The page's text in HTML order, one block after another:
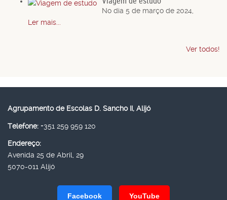
No dia 5 de março de 2024,
Ler mais...
Ver todos!
Agrupamento de Escolas D. Sancho II, Alijó
Telefone: +351 259 959 120
Endereço:
Avenida 25 de Abril, 29
5070-011 Alijó
Facebook YouTube